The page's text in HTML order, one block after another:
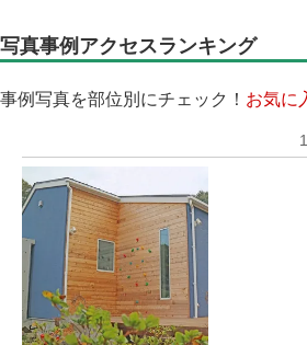
写真事例アクセスランキング
事例写真を部位別にチェック！ お気に